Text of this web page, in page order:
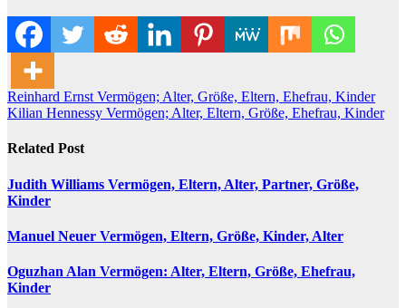
Post
navigation
Reinhard Ernst Vermögen; Alter, Größe, Eltern, Ehefrau, Kinder
Kilian Hennessy Vermögen; Alter, Eltern, Größe, Ehefrau, Kinder
Related Post
Judith Williams Vermögen, Eltern, Alter, Partner, Größe,
Kinder
Manuel Neuer Vermögen, Eltern, Größe, Kinder, Alter
Oguzhan Alan Vermögen: Alter, Eltern, Größe, Ehefrau,
Kinder